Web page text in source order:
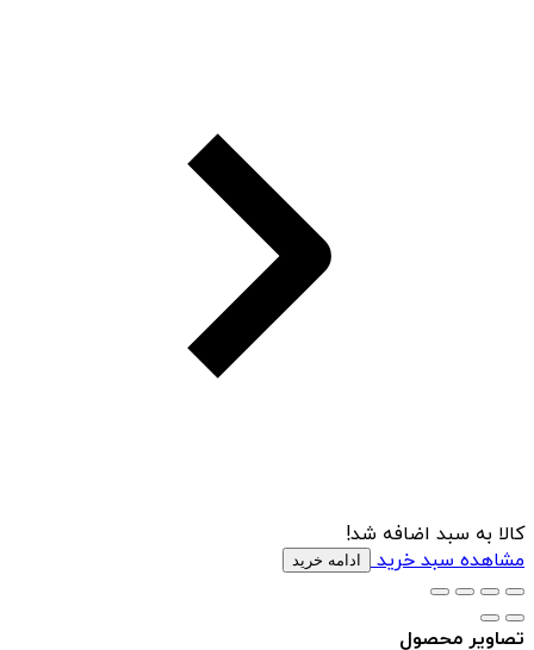
کالا به سبد اضافه شد!
مشاهده سبد خرید ادامه خرید
تصاویر محصول